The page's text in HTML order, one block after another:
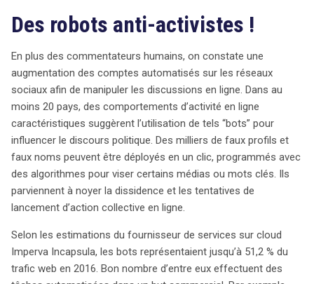
Des robots anti-activistes !
En plus des commentateurs humains, on constate une
augmentation des comptes automatisés sur les réseaux
sociaux afin de manipuler les discussions en ligne. Dans au
moins 20 pays, des comportements d’activité en ligne
caractéristiques suggèrent l’utilisation de tels “bots” pour
influencer le discours politique. Des milliers de faux profils et
faux noms peuvent être déployés en un clic, programmés avec
des algorithmes pour viser certains médias ou mots clés. Ils
parviennent à noyer la dissidence et les tentatives de
lancement d’action collective en ligne.
Selon les estimations du fournisseur de services sur cloud
Imperva Incapsula, les bots représentaient jusqu’à 51,2 % du
trafic web en 2016. Bon nombre d’entre eux effectuent des